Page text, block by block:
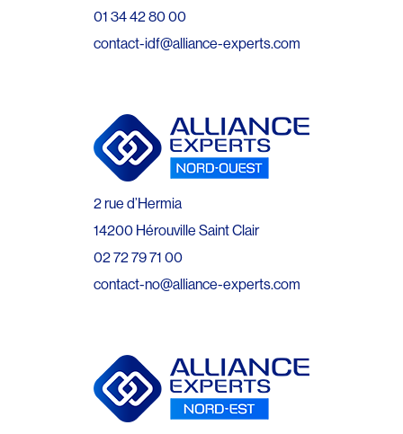
01 34 42 80 00
contact-idf@alliance-experts.com
2 rue d’Hermia
14200 Hérouville Saint Clair
02 72 79 71 00
contact-no@alliance-experts.com